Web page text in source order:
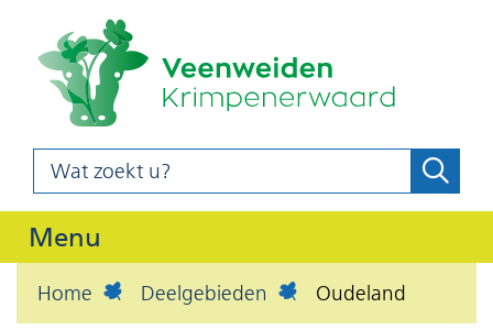
naar
de
o
Wat
zoekt
u?
Menu
Home Deelgebieden Oudeland